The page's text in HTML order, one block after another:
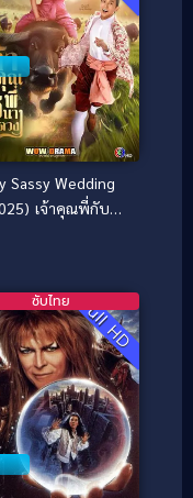
Sassy Wedding
เจ้าคุณพี่กับอี
Full HD
ซับไทย